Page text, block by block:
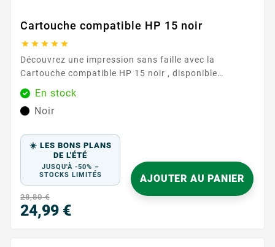
Cartouche compatible HP 15 noir
    
Découvrez une impression sans faille avec la
Cartouche compatible HP 15 noir , disponible
exclusivement chez Easycartouche. Cette cartouche
d'encre de haute qualité est conçue pour répondre à
vos besoins d'impression quotidiens, offrant des
Parfaite pour un usage domestique et professionnel,
elle garantit que chaque impression...
En stock
Noir
☀️ LES BONS PLANS
DE L'ÉTÉ
JUSQU'À -50% –
STOCKS LIMITÉS
28,80 €
24,99 €
AJOUTER AU PANIER